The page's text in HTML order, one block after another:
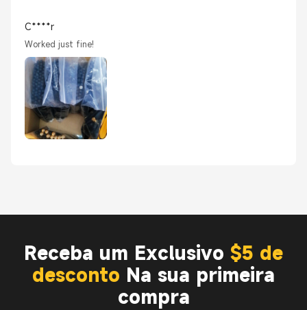
C****r
Worked just fine!
Receba um Exclusivo $5 de
desconto Na sua primeira
compra